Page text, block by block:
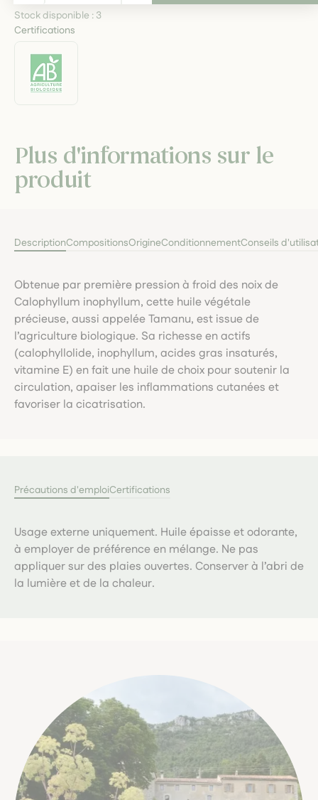
Stock disponible : 3
Certifications
Plus d'informations sur le
produit
DescriptionCompositionsOrigineConditionnementConseils
Obtenue par première pression à froid des noix de
Calophyllum inophyllum, cette huile végétale
précieuse, aussi appelée Tamanu, est issue de
l’agriculture biologique. Sa richesse en actifs
(calophyllolide, inophyllum, acides gras insaturés,
vitamine E) en fait une huile de choix pour soutenir la
circulation, apaiser les inflammations cutanées et
favoriser la cicatrisation.
Précautions d'emploiCertifications
Usage externe uniquement. Huile épaisse et odorante,
à employer de préférence en mélange. Ne pas
appliquer sur des plaies ouvertes. Conserver à l’abri de
la lumière et de la chaleur.